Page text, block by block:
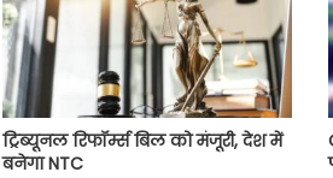
ट्रिब्यूनल रिफॉर्म्स बिल को मंजूरी, देश में
बनेगा NTC